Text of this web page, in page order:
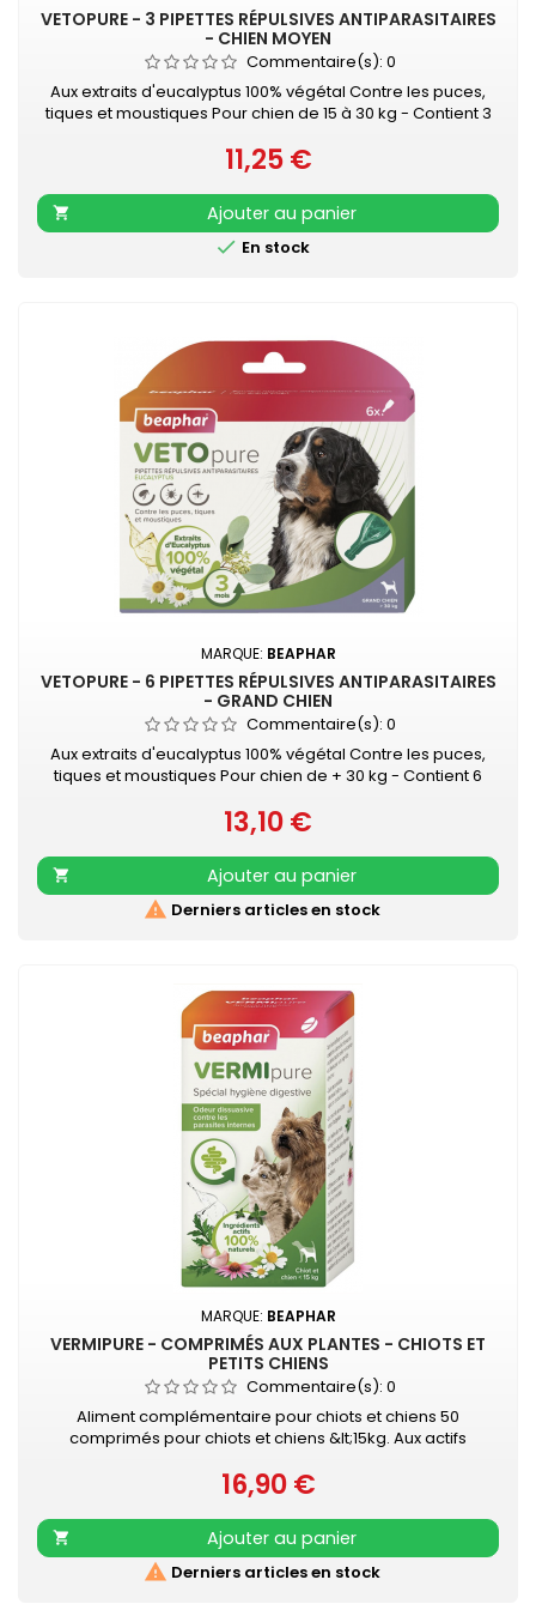
VETOPURE - 3 PIPETTES RÉPULSIVES ANTIPARASITAIRES
- CHIEN MOYEN
Commentaire(s): 0
Aux extraits d'eucalyptus 100% végétal Contre les puces,
tiques et moustiques Pour chien de 15 à 30 kg - Contient 3
tiques et moustiques• Protection de 3 mois• Facile à
appliquer
Prix
11,25 €

Ajouter au panier
 En stock
MARQUE: BEAPHAR
VETOPURE - 6 PIPETTES RÉPULSIVES ANTIPARASITAIRES
- GRAND CHIEN
Commentaire(s): 0
Aux extraits d'eucalyptus 100% végétal Contre les puces,
tiques et moustiques Pour chien de + 30 kg - Contient 6
tiques et moustiques• Protection de 3 mois• Facile à
appliquer
Prix
13,10 €

Ajouter au panier
 Derniers articles en stock
MARQUE: BEAPHAR
VERMIPURE - COMPRIMÉS AUX PLANTES - CHIOTS ET
PETITS CHIENS
Commentaire(s): 0
Aliment complémentaire pour chiots et chiens 50
comprimés pour chiots et chiens &lt;15kg. Aux actifs
traditionnellement utilisées pour leurs propriétés
digestives
Prix
16,90 €

Ajouter au panier
 Derniers articles en stock